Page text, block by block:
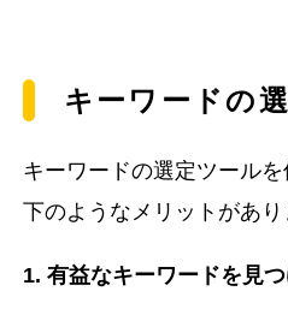
キーワードの
キーワードの選定ツール
下のようなメリットがあり
1. 有益なキーワードを見つ